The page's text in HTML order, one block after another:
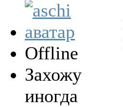
Offline
Захожу
иногда